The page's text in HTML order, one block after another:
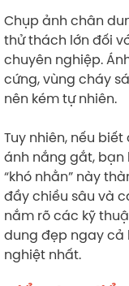
Chụp ảnh chân
thử thách lớn đối
chuyên nghiệp.
cứng, vùng cháy
nên kém tự nhiên.
Tuy nhiên, nếu
ánh nắng gắt, bạn
“khó nhằn” này
đầy chiều sâu và
nắm rõ các kỹ
dung đẹp ngay cả
nghiệt nhất.